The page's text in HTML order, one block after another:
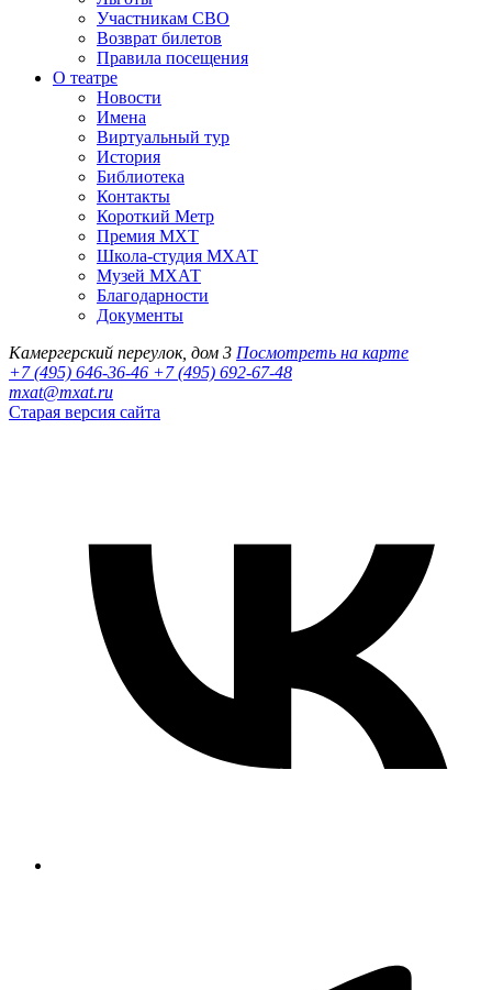
Участникам СВО
Возврат билетов
Правила посещения
О театре
Новости
Имена
Виртуальный тур
История
Библиотека
Контакты
Короткий Метр
Премия МХТ
Школа-студия МХАТ
Музей МХАТ
Благодарности
Документы
Камергерский переулок, дом 3 Посмотреть на карте
+7 (495) 646-36-46 +7 (495) 692-67-48‬
mxat@mxat.ru
Старая версия сайта